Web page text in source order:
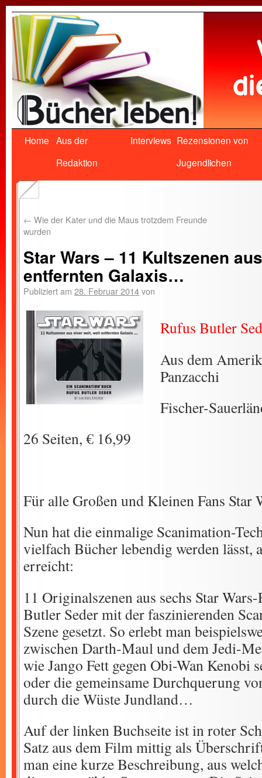
Home Aus der
Redaktion
Interviews Rezensionen von
Jugendlichen
← Wie der Kater und die Maus trotzdem Freunde
wurden
Star Wars – 11 Kultszenen
entfernten Galaxis…
Publiziert am 28. Februar 2014von
Rufus Butler
Aus dem
Panzacchi
Fischer-
26 Seiten, € 16,99
Für alle Großen und Kleinen Fans Star
Nun hat die einmalige Scanimation-
vielfach Bücher lebendig werden lässt,
erreicht:
11 Originalszenen aus sechs Star
Butler Seder mit der faszinierenden
Szene gesetzt. So erlebt man
zwischen Darth-Maul und dem Jedi-
wie Jango Fett gegen Obi-Wan Kenobi
oder die gemeinsame Durchquerung
durch die Wüste Jundland…
Auf der linken Buchseite ist in roter
Satz aus dem Film mittig als
man eine kurze Beschreibung, aus